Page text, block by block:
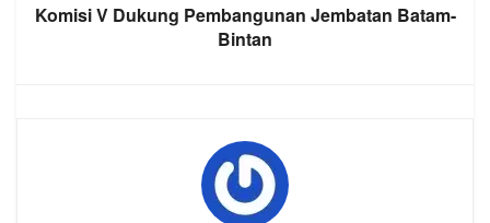
Komisi V Dukung Pembangunan Jembatan Batam-
Bintan